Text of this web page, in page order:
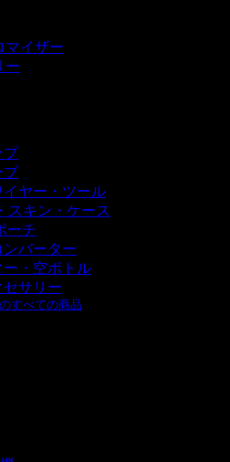
マイザー
ー
プ
ブ
イヤー・ツール
スキン・ケース
ーチ
バーター
・空ボトル
サリー
すべての商品